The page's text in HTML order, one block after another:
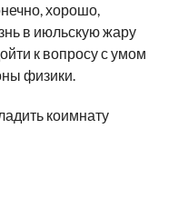
хорошо,
в июльскую жару
к вопросу с умом
физики.
коимнату